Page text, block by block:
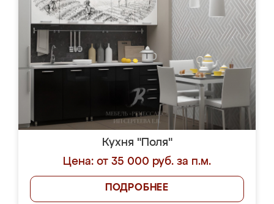
Кухня "Поля"
Цена: от 35 000 руб. за п.м.
ПОДРОБНЕЕ